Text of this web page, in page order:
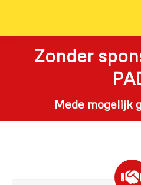
Zonder
Mede mogelijk